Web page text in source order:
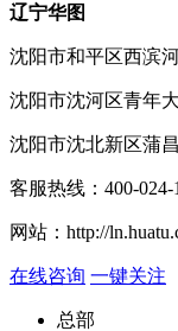
辽宁华图
沈阳市和平区西滨
沈阳市沈河区青年
沈阳市沈北新区蒲
客服热线： 400-024-
网站： http://
在线咨询 一键关注
总部